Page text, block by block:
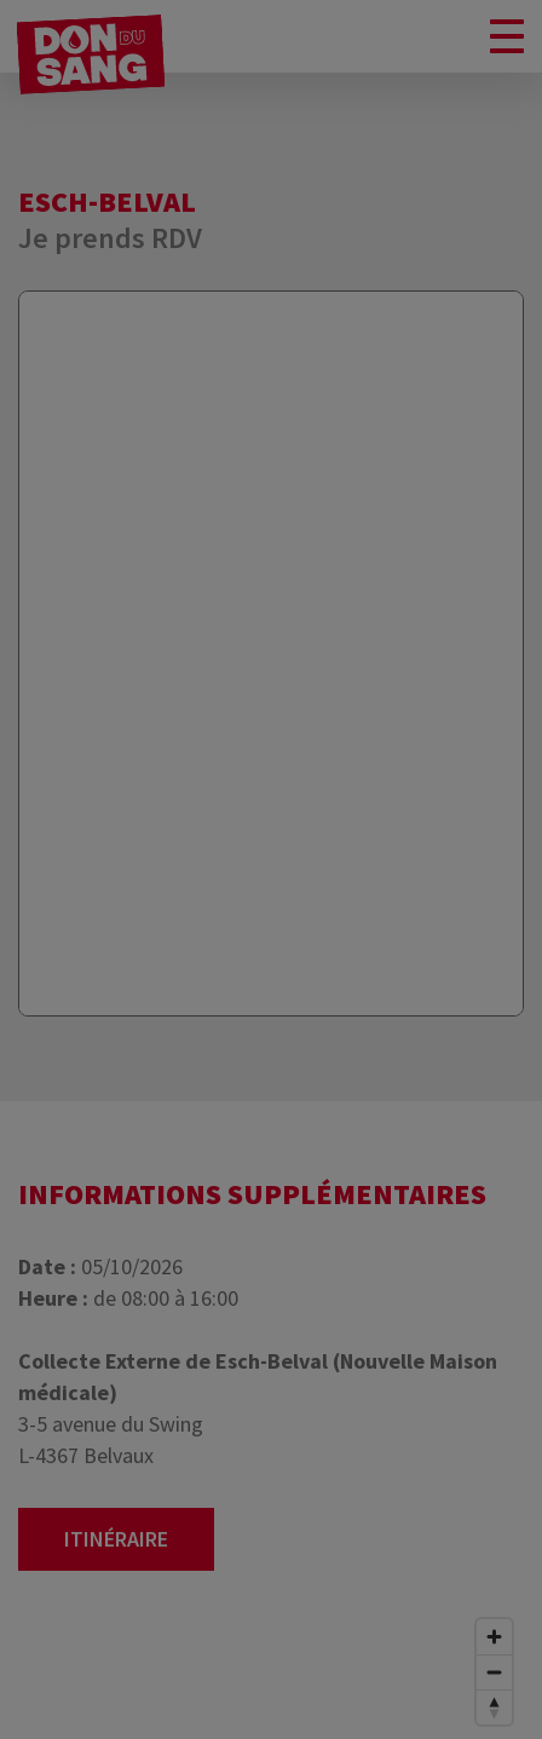
ESCH-BELVAL
Je prends RDV
INFORMATIONS SUPPLÉMENTAIRES
Date : 05/10/2026
Heure : de 08:00 à 16:00
Collecte Externe de Esch-Belval (Nouvelle Maison
médicale)
3-5 avenue du Swing
L-4367 Belvaux
ITINÉRAIRE